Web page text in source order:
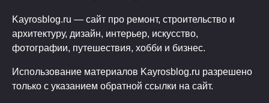
Kayrosblog.ru — сайт про ремонт, строительство и
архитектуру, дизайн, интерьер, искусство,
фотографии, путешествия, хобби и бизнес.
Использование материалов Kayrosblog.ru разрешено
только с указанием обратной ссылки на сайт.